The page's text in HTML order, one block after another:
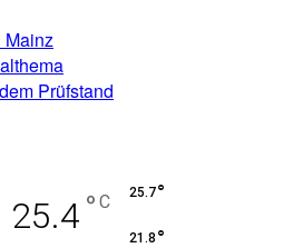
Mainz
Prüfstand
25.4 ° C 25.7°
21.8 °